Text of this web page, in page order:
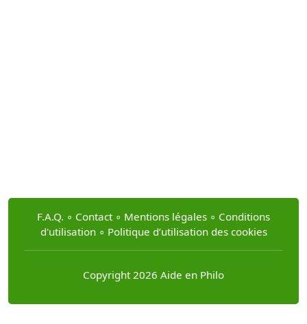
F.A.Q. ∘ Contact ∘ Mentions légales ∘ Conditions
d'utilisation∘ Politique d’utilisation des cookies
Copyright 2026 Aide en Philo